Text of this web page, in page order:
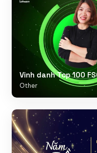
Vinh danh Top 100
Other